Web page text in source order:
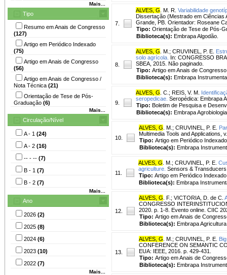
Mais...
Tipo
Resumo em Anais de Congresso
(127)
Artigo em Periódico Indexado
(75)
Artigo em Anais de Congresso
(56)
Artigo em Anais de Congresso /
Nota Técnica (21)
Orientação de Tese de Pós-
Graduação (6)
Mais...
Circulação/Nível
A - 1 (24)
A - 2 (16)
-- - -- (7)
B - 1 (7)
B - 2 (7)
Mais...
Ano
2026 (2)
2025 (8)
2024 (6)
2023 (10)
2022 (7)
Mais...
7.
ALVES, G . M. R. Variabilidade
Dissertação (Mestrado em Ciências
Grande, PB. Orientador: Roseane
Tipo: Orientação de Tese de Pós-
Biblioteca(s): Embrapa Algodão.
8.
ALVES, G . M. ; CRUVINEL, P. E.
solo agrícola. In: CONGRESSO
SBEA, 2015. Não paginado.
Tipo: Artigo em Anais de Congresso
Biblioteca(s): Embrapa
9.
ALVES, G . C. ; REIS, V. M.
seropedicae. Seropédica: Embrapa
Tipo: Boletim de Pesquisa e
Biblioteca(s): Embrapa
10.
ALVES, G . M. ; CRUVINEL, P. E.
Multimedia Tools and Applications,
Tipo: Artigo em Periódico Indexado
Biblioteca(s): Embrapa
11.
ALVES, G . M. ; CRUVINEL, P. E.
agriculture. Sensors &
Tipo: Artigo em Periódico Indexado
Biblioteca(s): Embrapa
12.
ALVES, G . F. ; VICTORIA, D. de C.
CONGRESSO
2020. p. 1-8. Evento online. CIIC
Tipo: Artigo em Anais de
Biblioteca(s): Embrapa
13.
ALVES, G . M. ; CRUVINEL, P. E.
CONFERENCE ON SEMANTIC
EUA: IEEE, 2016. p. 429-431.
Tipo: Artigo em Anais de
Biblioteca(s): Embrapa